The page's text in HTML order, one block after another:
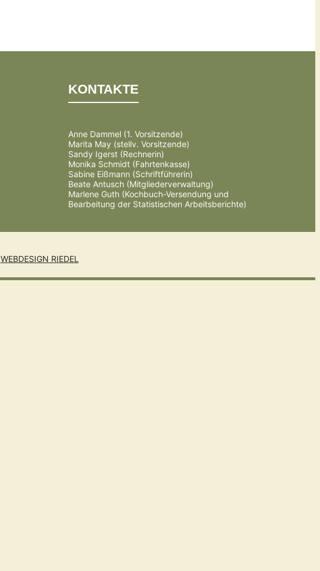
KONTAKTE
Anne Dammel (1. Vorsitzende)
Marita May (stellv. Vorsitzende)
Sandy Igerst (Rechnerin)
Monika Schmidt (Fahrtenkasse)
Sabine Eißmann (Schriftführerin)
Beate Antusch (Mitgliederverwaltung)
Marlene Guth (Kochbuch-Versendung und
Bearbeitung der Statistischen Arbeitsberichte)
WEBDESIGN RIEDEL